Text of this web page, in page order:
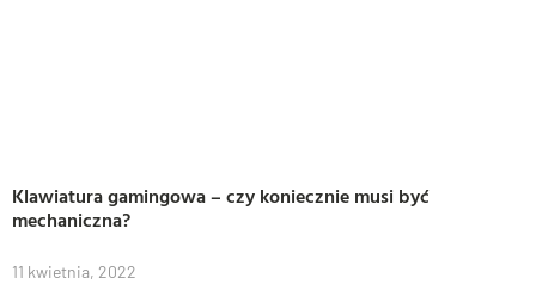
Klawiatura gamingowa – czy koniecznie musi być
mechaniczna?
11 kwietnia, 2022